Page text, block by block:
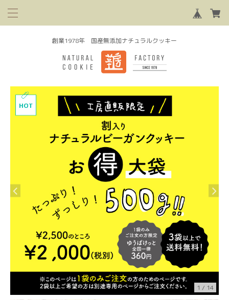
創業1978年 国産無添加ナチュラルクッキー
1 / 14